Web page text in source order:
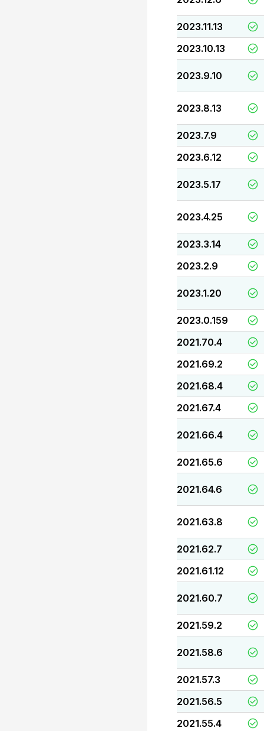
2023.11.13
2023.10.13
2023.9.10
2023.8.13
2023.7.9
2023.6.12
2023.5.17
2023.4.25
2023.3.14
2023.2.9
2023.1.20
2023.0.159
2021.70.4
2021.69.2
2021.68.4
2021.67.4
2021.66.4
2021.65.6
2021.64.6
2021.63.8
2021.62.7
2021.61.12
2021.60.7
2021.59.2
2021.58.6
2021.57.3
2021.56.5
2021.55.4